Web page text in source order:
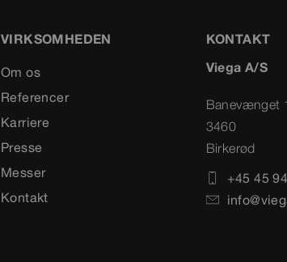
VIRKSOMHEDEN
Om os
Referencer
Karriere
Presse
Messer
Kontakt
KONTAKT
Viega A/S
Banevænget
3460
Birkerød
+45 45